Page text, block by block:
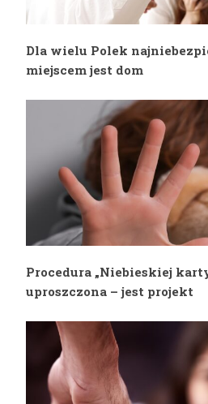
Dla wielu Polek
miejscem jest dom
Procedura „Niebieskiej
uproszczona – jest projekt